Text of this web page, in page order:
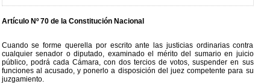
Artículo Nº 70 de la Constitución Nacional
Cuando se forme querella por escrito ante las justicias ordinarias contra
cualquier senador o diputado, examinado el mérito del sumario en juicio
público, podrá cada Cámara, con dos tercios de votos, suspender en sus
funciones al acusado, y ponerlo a disposición del juez competente para su
juzgamiento.